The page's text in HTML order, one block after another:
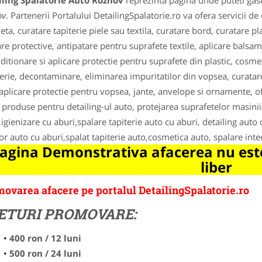
. Partenerii Portalului DetailingSpalatorie.ro va ofera servicii
curatare tapiterie piele sau textila, curatare bord, curatare
protective, antipatare pentru suprafete textile, aplicare
si aplicare protectie pentru suprafete din plastic,
decontaminare, eliminarea impuritatilor din vopsea,
protectie pentru vopsea, jante, anvelope si ornamente,
pentru detailing-ul auto, protejarea suprafetelor
cu aburi,spalare tapiterie auto cu aburi, detailing
auto cu aburi,spalat tapiterie auto,cosmetica auto, spalare
Demonstrativa afacerea nu
liber
afacere pe portalul DetailingSpalatorie.ro
PROMOVARE:
400 ron / 12 luni
500 ron / 24 luni